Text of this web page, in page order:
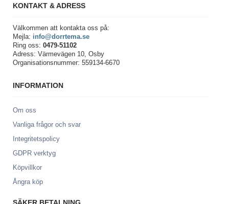
KONTAKT & ADRESS
Välkommen att kontakta oss på:
Mejla: info@dorrtema.se
Ring oss: 0479-51102
Adress: Värmevägen 10, Osby
Organisationsnummer: 559134-6670
INFORMATION
Om oss
Vanliga frågor och svar
Integritetspolicy
GDPR verktyg
Köpvillkor
Ångra köp